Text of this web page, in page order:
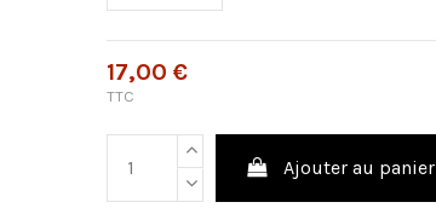
17,00 €
TTC
Ajouter au panier